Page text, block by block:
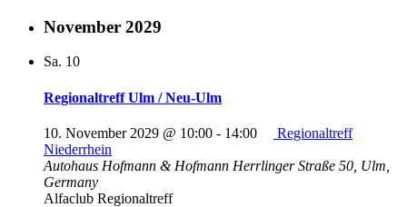
November 2029
Sa. 10
Regionaltreff Ulm / Neu-Ulm
10. November 2029 @ 10:00 - 14:00
Regionaltreff
Niederrhein
Autohaus Hofmann & Hofmann Herrlinger Straße 50, Ulm,
Germany
Alfaclub Regionaltreff